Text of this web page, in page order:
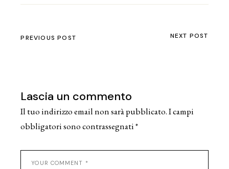
PREVIOUS POST NEXT POST
Lascia un commento
Il tuo indirizzo email non sarà pubblicato.I campi
obbligatori sono contrassegnati*